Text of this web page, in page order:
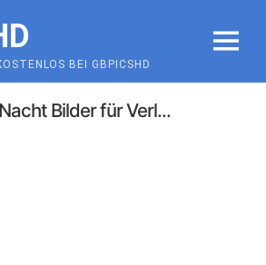
BEI GBPICSHD
MENU
Bilder für Verl...